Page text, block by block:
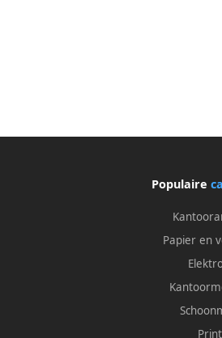
Populaire
Papier en